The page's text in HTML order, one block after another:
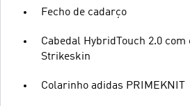
Fecho de cadarço
Cabedal HybridTouch 2.0 com
Strikeskin
Colarinho adidas PRIMEKNIT